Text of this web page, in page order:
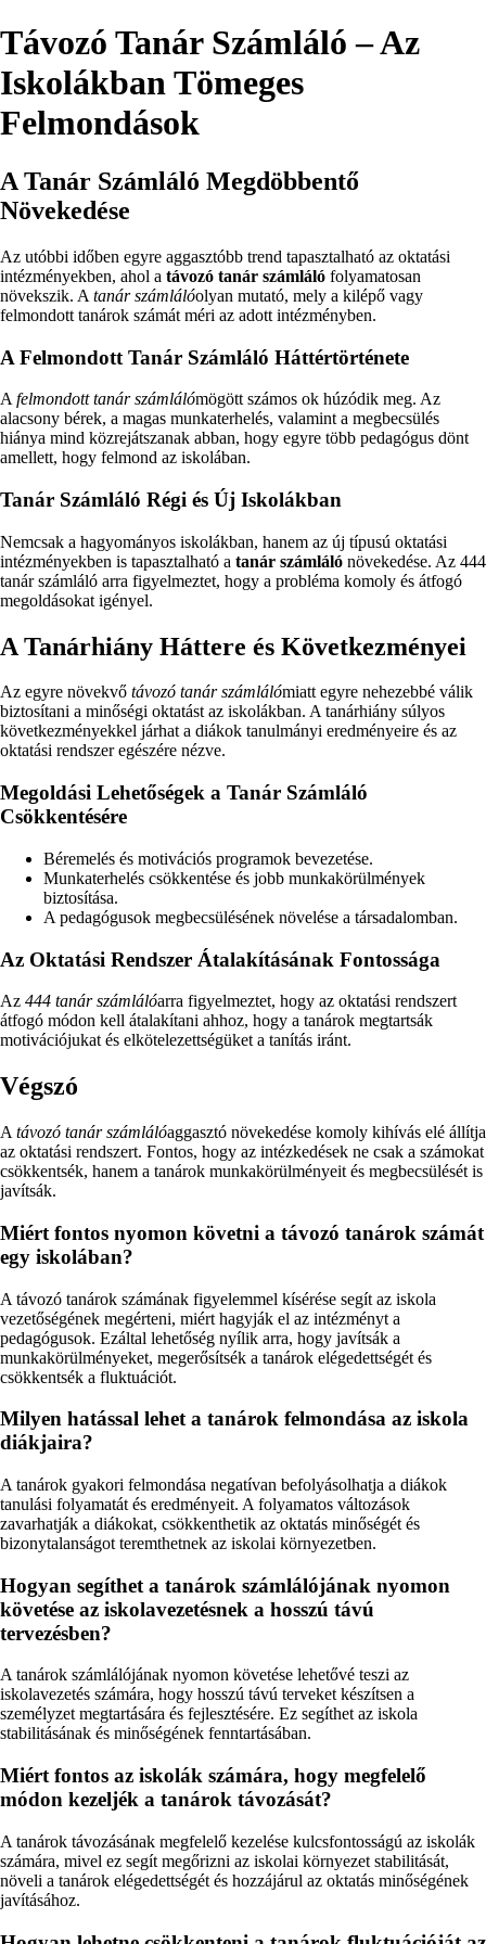
Távozó Tanár Számláló – Az
Iskolákban Tömeges
Felmondások
A Tanár Számláló Megdöbbentő
Növekedése
Az utóbbi időben egyre aggasztóbb trend tapasztalható az oktatási
intézményekben, ahol a távozó tanár számláló folyamatosan
növekszik. A tanár számlálóolyan mutató, mely a kilépő vagy
felmondott tanárok számát méri az adott intézményben.
A Felmondott Tanár Számláló Háttértörténete
A felmondott tanár számlálómögött számos ok húzódik meg. Az
alacsony bérek, a magas munkaterhelés, valamint a megbecsülés
hiánya mind közrejátszanak abban, hogy egyre több pedagógus dönt
amellett, hogy felmond az iskolában.
Tanár Számláló Régi és Új Iskolákban
Nemcsak a hagyományos iskolákban, hanem az új típusú oktatási
intézményekben is tapasztalható a tanár számláló növekedése. Az 444
tanár számláló arra figyelmeztet, hogy a probléma komoly és átfogó
megoldásokat igényel.
A Tanárhiány Háttere és Következményei
Az egyre növekvő távozó tanár számlálómiatt egyre nehezebbé válik
biztosítani a minőségi oktatást az iskolákban. A tanárhiány súlyos
következményekkel járhat a diákok tanulmányi eredményeire és az
oktatási rendszer egészére nézve.
Megoldási Lehetőségek a Tanár Számláló
Csökkentésére
Béremelés és motivációs programok bevezetése.
Munkaterhelés csökkentése és jobb munkakörülmények
biztosítása.
A pedagógusok megbecsülésének növelése a társadalomban.
Az Oktatási Rendszer Átalakításának Fontossága
Az 444 tanár számlálóarra figyelmeztet, hogy az oktatási rendszert
átfogó módon kell átalakítani ahhoz, hogy a tanárok megtartsák
motivációjukat és elkötelezettségüket a tanítás iránt.
Végszó
A távozó tanár számlálóaggasztó növekedése komoly kihívás elé állítja
az oktatási rendszert. Fontos, hogy az intézkedések ne csak a számokat
csökkentsék, hanem a tanárok munkakörülményeit és megbecsülését is
javítsák.
Miért fontos nyomon követni a távozó tanárok számát
egy iskolában?
A távozó tanárok számának figyelemmel kísérése segít az iskola
vezetőségének megérteni, miért hagyják el az intézményt a
pedagógusok. Ezáltal lehetőség nyílik arra, hogy javítsák a
munkakörülményeket, megerősítsék a tanárok elégedettségét és
csökkentsék a fluktuációt.
Milyen hatással lehet a tanárok felmondása az iskola
diákjaira?
A tanárok gyakori felmondása negatívan befolyásolhatja a diákok
tanulási folyamatát és eredményeit. A folyamatos változások
zavarhatják a diákokat, csökkenthetik az oktatás minőségét és
bizonytalanságot teremthetnek az iskolai környezetben.
Hogyan segíthet a tanárok számlálójának nyomon
követése az iskolavezetésnek a hosszú távú
tervezésben?
A tanárok számlálójának nyomon követése lehetővé teszi az
iskolavezetés számára, hogy hosszú távú terveket készítsen a
személyzet megtartására és fejlesztésére. Ez segíthet az iskola
stabilitásának és minőségének fenntartásában.
Miért fontos az iskolák számára, hogy megfelelő
módon kezeljék a tanárok távozását?
A tanárok távozásának megfelelő kezelése kulcsfontosságú az iskolák
számára, mivel ez segít megőrizni az iskolai környezet stabilitását,
növeli a tanárok elégedettségét és hozzájárul az oktatás minőségének
javításához.